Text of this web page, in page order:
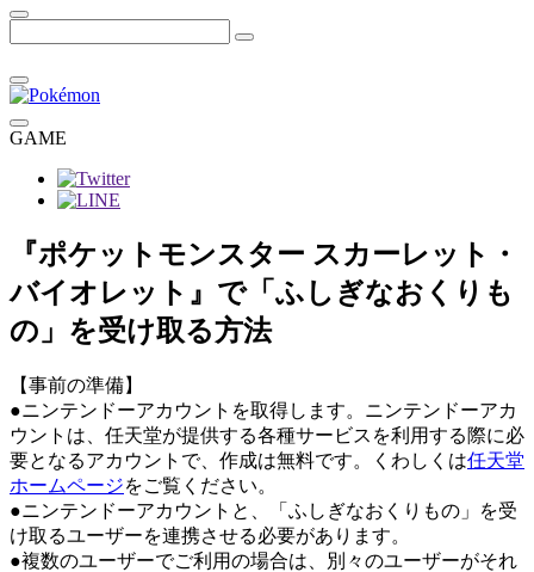
GAME
『ポケットモンスター スカーレット・
バイオレット』で「ふしぎなおくりも
の」を受け取る方法
【事前の準備】
●ニンテンドーアカウントを取得します。ニンテンドーアカ
ウントは、任天堂が提供する各種サービスを利用する際に必
要となるアカウントで、作成は無料です。くわしくは任天堂
ホームページをご覧ください。
●ニンテンドーアカウントと、「ふしぎなおくりもの」を受
け取るユーザーを連携させる必要があります。
●複数のユーザーでご利用の場合は、別々のユーザーがそれ